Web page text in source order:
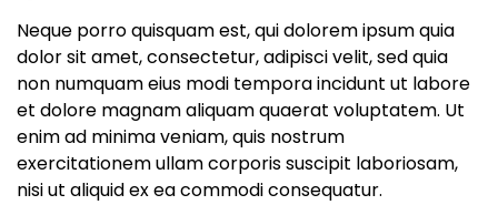
Neque porro quisquam est, qui dolorem ipsum quia
dolor sit amet, consectetur, adipisci velit, sed quia
non numquam eius modi tempora incidunt ut labore
et dolore magnam aliquam quaerat voluptatem. Ut
enim ad minima veniam, quis nostrum
exercitationem ullam corporis suscipit laboriosam,
nisi ut aliquid ex ea commodi consequatur.